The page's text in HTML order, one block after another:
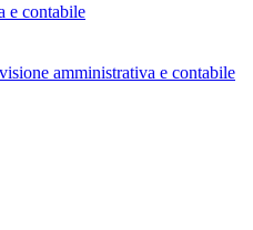
e contabile
amministrativa e contabile